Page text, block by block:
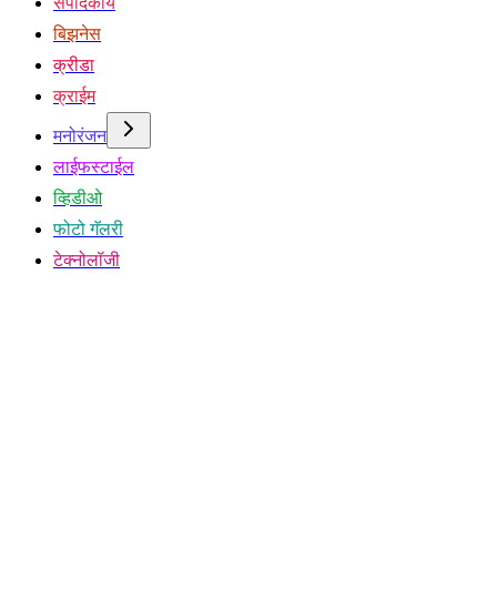
बिझनेस
क्रीडा
क्राईम
मनोरंजन
लाईफस्टाईल
व्हिडीओ
फोटो गॅलरी
टेक्नोलॉजी